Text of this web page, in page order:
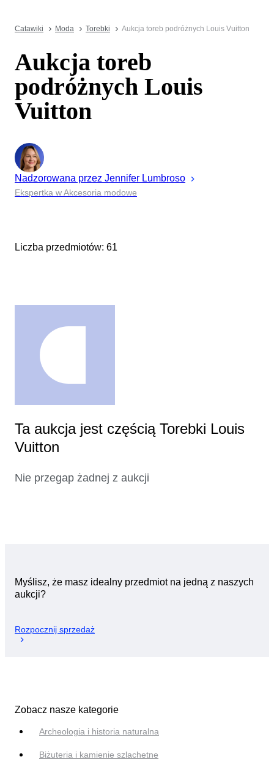
Catawiki Moda Torebki Aukcja toreb podróżnych Louis Vuitton
Aukcja toreb
podróżnych Louis
Vuitton
Nadzorowana przez Jennifer Lumbroso
Ekspertka w Akcesoria modowe
Liczba przedmiotów: 61
Ta aukcja jest częścią Torebki Louis
Vuitton
Nie przegap żadnej z aukcji
Myślisz, że masz idealny przedmiot na jedną z naszych
aukcji?
Rozpocznij sprzedaż
Zobacz nasze kategorie
Archeologia i historia naturalna
Biżuteria i kamienie szlachetne